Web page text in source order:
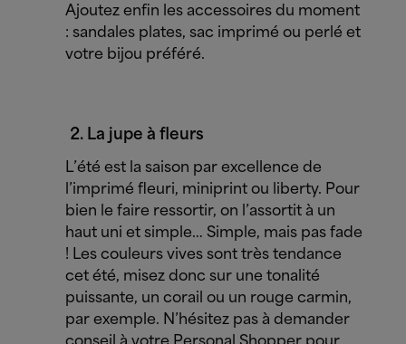
Ajoutez enfin les accessoires du moment
: sandales plates, sac imprimé ou perlé et
votre bijou préféré.
La jupe à fleurs
L’été est la saison par excellence de
l’imprimé fleuri, miniprint ou liberty. Pour
bien le faire ressortir, on l’assortit à un
haut uni et simple… Simple, mais pas fade
! Les couleurs vives sont très tendance
cet été, misez donc sur une tonalité
puissante, un corail ou un rouge carmin,
par exemple. N’hésitez pas à demander